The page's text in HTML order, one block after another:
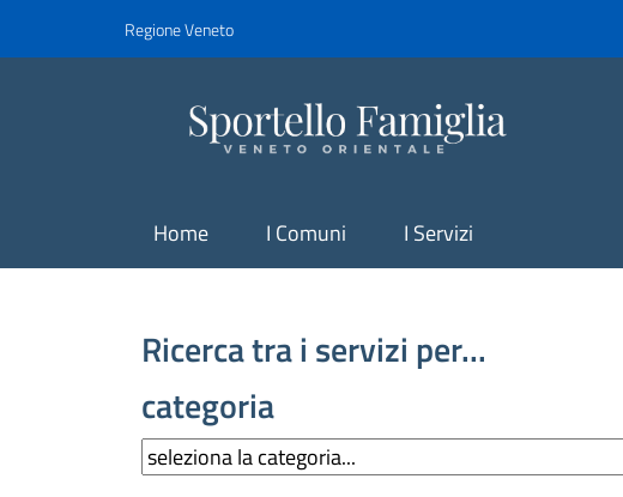
Regione Veneto
Home I Comuni I Servizi
Ricerca tra i servizi per...
categoria